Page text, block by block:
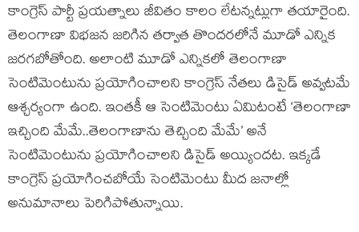
కాంగ్రెస్ పార్టీ ప్రయత్నాలు జీవితం కాలం లేటన్నట్లుగా తయారైంది.
తెలంగాణా విభజన జరిగిన తర్వాత తొందరలోనే మూడో ఎన్నిక
జరగబోతోంది. అలాంటి మూడో ఎన్నికలో తెలంగాణా
సెంటిమెంటును ప్రయోగించాలని కాంగ్రెస్ నేతలు డిసైడ్ అవ్వటమే
ఆశ్చర్యంగా ఉంది. ఇంతకీ ఆ సెంటిమెంటు ఏమిటంటే ‘తెలంగాణా
ఇచ్చింది మేమే..తెలంగాణాను తెచ్చింది మేమే’ అనే
సెంటిమెంటును ప్రయోగించాలని డిసైడ్ అయ్యిందట. ఇక్కడే
కాంగ్రెస్ ప్రయోగించబోయే సెంటిమెంటు మీద జనాల్లో
అనుమానాలు పెరిగిపోతున్నాయి.